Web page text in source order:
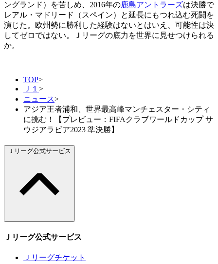
ングランド）を苦しめ、2016年の鹿島アントラーズは決勝で
レアル・マドリード（スペイン）と延長にもつれ込む死闘を
演じた。欧州勢に勝利した経験はないとはいえ、可能性は決
してゼロではない。Ｊリーグの底力を世界に見せつけられる
か。
TOP>
Ｊ１ >
ニュース>
アジア王者浦和、世界最高峰マンチェスター・シティ
に挑む！【プレビュー：FIFAクラブワールドカップ サ
ウジアラビア2023 準決勝】
Ｊリーグ公式サービス
Ｊリーグ公式サービス
Ｊリーグチケット